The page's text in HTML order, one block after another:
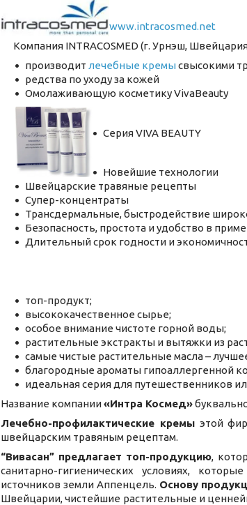
www.intracosmed.net
Компания INTRACOSMED (г. Урнэш,
производит лечебные кремысвысокими
редства по уходу за кожей
Омолаживающую косметику VivaBeauty
Серия VIVA BEAUTY
Новейшие технологии
Швейцарские травяные рецепты
Супер-концентраты
Трансдермальные, быстродействие
Безопасность, простота и удобство в
Длительный срок годности и
топ-продукт;
высококачественное сырье;
особое внимание чистоте горной воды;
растительные экстракты и вытяжки из
самые чистые растительные масла –
благородные ароматы гипоаллергенной
идеальная серия для путешественников
Название компании«Интра Космед»
Лечебно-профилактические кремыэтой
швейцарским травяным рецептам.
“Вивасан” предлагает топ-продукцию,
санитарно-гигиенических условиях,
источников земли Аппенцель. Основу
Швейцарии, чистейшие растительные и